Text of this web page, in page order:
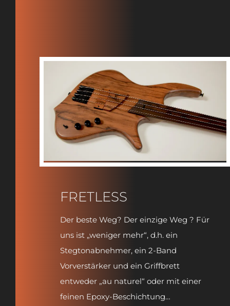
FRETLESS
Der beste Weg? Der einzige Weg ? Für
uns ist „weniger mehr“, d.h. ein
Stegtonabnehmer, ein 2-Band
Vorverstärker und ein Griffbrett
entweder „au naturel“ oder mit einer
feinen Epoxy-Beschichtung…